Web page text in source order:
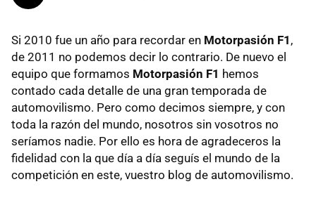
Si 2010 fue un año para recordar en Motorpasión F1 ,
de 2011 no podemos decir lo contrario. De nuevo el
equipo que formamos Motorpasión F1 hemos
contado cada detalle de una gran temporada de
automovilismo. Pero como decimos siempre, y con
toda la razón del mundo, nosotros sin vosotros no
seríamos nadie. Por ello es hora de agradeceros la
fidelidad con la que día a día seguís el mundo de la
competición en este, vuestro blog de automovilismo.